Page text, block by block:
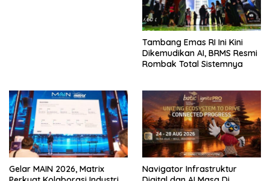
Tambang Emas RI Ini Kini
Dikemudikan AI, BRMS Resmi
Rombak Total Sistemnya
Gelar MAIN 2026, Matrix
Navigator Infrastruktur